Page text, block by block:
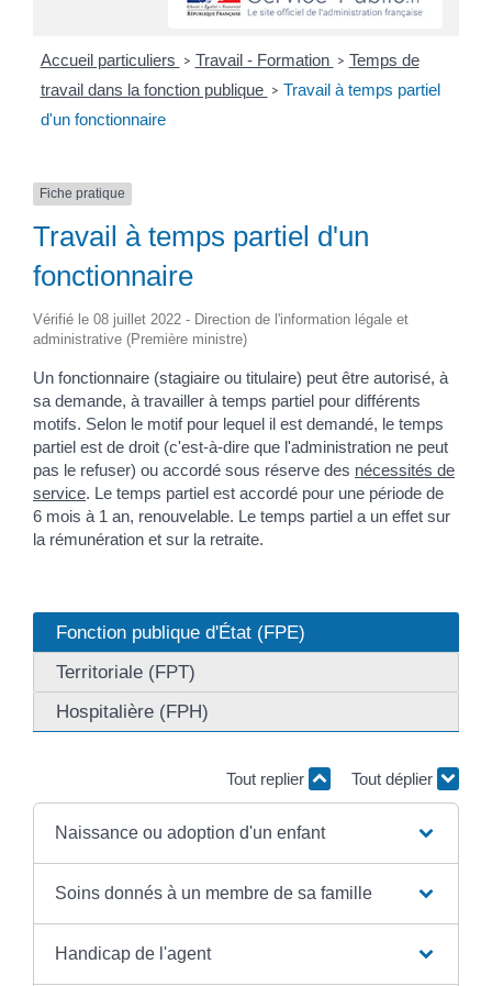
Accueil particuliers > Travail - Formation > Temps de
travail dans la fonction publique > Travail à temps partiel
d'un fonctionnaire
Fiche pratique
Travail à temps partiel d'un
fonctionnaire
Vérifié le 08 juillet 2022 - Direction de l'information légale et
administrative (Première ministre)
Un fonctionnaire (stagiaire ou titulaire) peut être autorisé, à
sa demande, à travailler à temps partiel pour différents
motifs. Selon le motif pour lequel il est demandé, le temps
partiel est de droit (c'est-à-dire que l'administration ne peut
pas le refuser) ou accordé sous réserve des nécessités de
service. Le temps partiel est accordé pour une période de
6 mois à 1 an, renouvelable. Le temps partiel a un effet sur
la rémunération et sur la retraite.
Fonction publique d'État (FPE)
Territoriale (FPT)
Hospitalière (FPH)
Tout replier Tout déplier
Naissance ou adoption d'un enfant
Soins donnés à un membre de sa famille
Handicap de l'agent